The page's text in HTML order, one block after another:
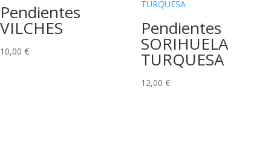
Pendientes
VILCHES
10,00 €
Pendientes
SORIHUELA
TURQUESA
12,00 €